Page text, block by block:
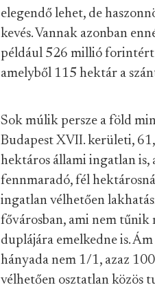
elegendő lehet, de
kevés. Vannak azonban
például 526 millió
amelyből 115 hektár a
Sok múlik persze a föld
Budapest XVII. kerületi,
hektáros állami ingatlan is,
fennmaradó, fél
ingatlan vélhetően
fővárosban, ami nem tűnik
duplájára emelkedne is.
hányada nem 1/1, azaz
vélhetően osztatlan közös